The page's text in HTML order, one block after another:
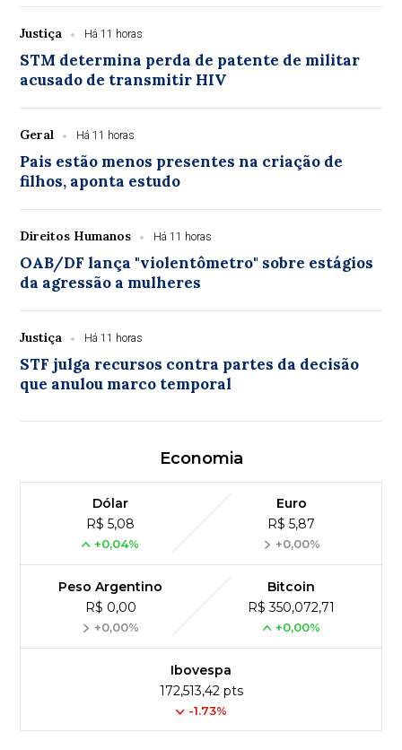
Justiça Há 11 horas
STM determina perda de patente de militar
acusado de transmitir HIV
Geral Há 11 horas
Pais estão menos presentes na criação de
filhos, aponta estudo
Direitos Humanos Há 11 horas
OAB/DF lança "violentômetro" sobre estágios
da agressão a mulheres
Justiça Há 11 horas
STF julga recursos contra partes da decisão
que anulou marco temporal
Economia
Dólar
R$ 5,08
+0,04%
Euro
R$ 5,87
+0,00%
Peso Argentino
R$ 0,00
+0,00%
Bitcoin
R$ 350,072,71
+0,00%
Ibovespa
172,513,42 pts
-1.73%